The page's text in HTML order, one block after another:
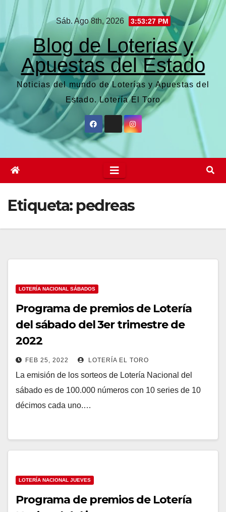
Saltar
contenido
Sáb. Ago 8th, 2026 3:53:28 PM
Blog de Loterias y
Apuestas del Estado
Noticias del mundo de Loterías y Apuestas del
Estado. Lotería El Toro
Etiqueta: pedreas
LOTERÍA NACIONAL SÁBADOS
Programa de premios de Lotería
del sábado del 3er trimestre de
2022
FEB 25, 2022 LOTERÍA EL TORO
La emisión de los sorteos de Lotería Nacional del
sábado es de 100.000 números con 10 series de 10
décimos cada uno.…
LOTERÍA NACIONAL JUEVES
Programa de premios de Lotería